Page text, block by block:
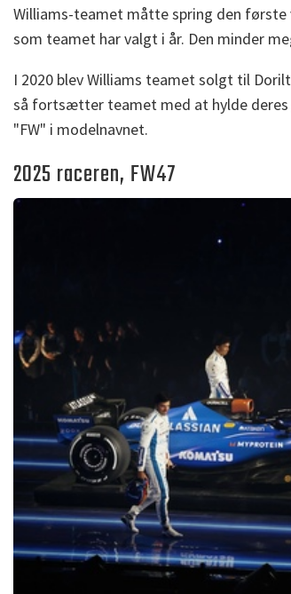
Williams-teamet måtte spring den første
som teamet har valgt i år. Den minder
I 2020 blev Williams teamet solgt til
så fortsætter teamet med at hylde deres
"FW" i modelnavnet.
2025 raceren, FW47